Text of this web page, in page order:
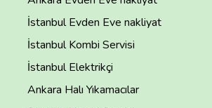
İstanbul Evden Eve nakliyat
İstanbul Kombi Servisi
İstanbul Elektrikçi
Ankara Halı Yıkamacılar